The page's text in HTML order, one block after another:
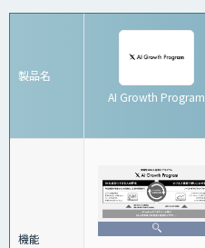
製品名
AI Growth Program
機能